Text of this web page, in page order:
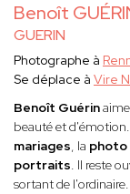
Benoît
GUERIN
Photographe à
Se déplace à Vire
Benoît Guérin
beauté et
mariages, la photo
portraits. Il reste
sortant de l'ordinaire.